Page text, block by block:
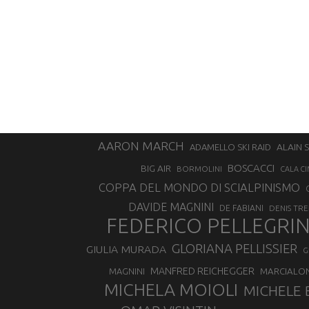
AARON MARCH ADAMELLO SKI RAID ALAIN
BIG AIR
BORMOLINI BOSCACCI CALA
COPPA DEL MONDO DI SCIALPINISMO
DAVIDE MAGNINI DE FABIANI DENIS
FEDERICO
GIULIA MURADA GLORIANA PELLISSIER
MAGNINI MANFRED REICHEGGER
MICHELA MOIOLI MICHELE